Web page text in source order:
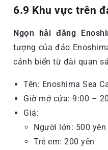
6.9 Khu vực trên
Ngọn hải đăng
tượng của đảo
cảnh biển từ đài quan
Tên: Enoshima Sea
Giờ mở cửa: 9:00 –
Giá:
Người lớn: 500 yên
Trẻ em: 200 yên